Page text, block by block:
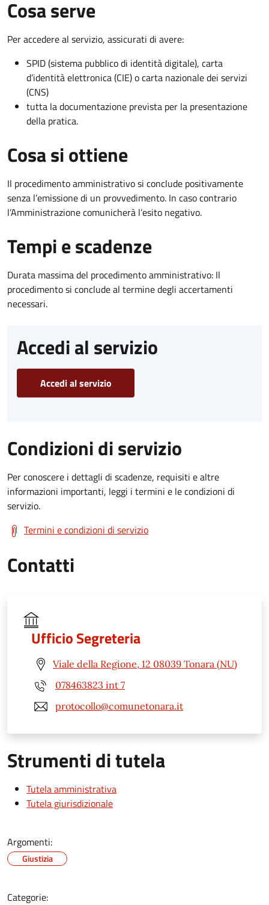
Cosa serve
Per accedere al servizio, assicurati di avere:
SPID (sistema pubblico di identità digitale), carta
d’identità elettronica (CIE) o carta nazionale dei servizi
(CNS)
tutta la documentazione prevista per la presentazione
della pratica.
Cosa si ottiene
Il procedimento amministrativo si conclude positivamente
senza l’emissione di un provvedimento. In caso contrario
l’Amministrazione comunicherà l’esito negativo.
Tempi e scadenze
Durata massima del procedimento amministrativo: Il
procedimento si conclude al termine degli accertamenti
necessari.
Accedi al servizio
Accedi al servizio
Condizioni di servizio
Per conoscere i dettagli di scadenze, requisiti e altre
informazioni importanti, leggi i termini e le condizioni di
servizio.
Termini e condizioni di servizio
Contatti
Ufficio Segreteria
Viale della Regione, 12 08039 Tonara (NU)
078463823 int 7
protocollo@comunetonara.it
Strumenti di tutela
Tutela amministrativa
Tutela giurisdizionale
Argomenti:
Giustizia
Categorie: